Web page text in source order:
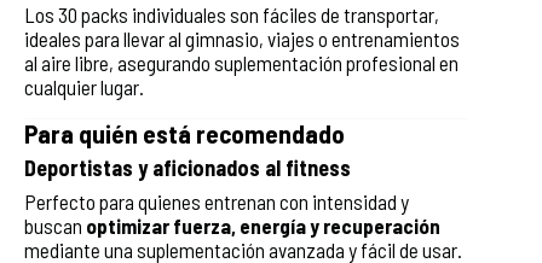
Los 30 packs individuales son fáciles de transportar,
ideales para llevar al gimnasio, viajes o entrenamientos
al aire libre, asegurando suplementación profesional en
cualquier lugar.
Para quién está recomendado
Deportistas y aficionados al fitness
Perfecto para quienes entrenan con intensidad y
buscan optimizar fuerza, energía y recuperación
mediante una suplementación avanzada y fácil de usar.